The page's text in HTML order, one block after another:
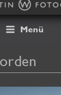
Menü